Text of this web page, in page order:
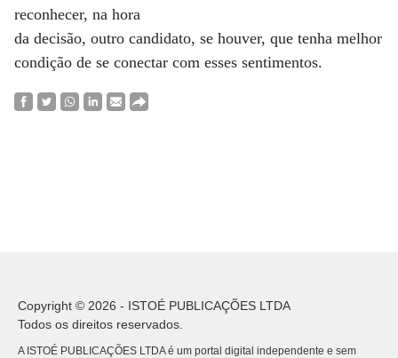
reconhecer, na hora
da decisão, outro candidato, se houver, que tenha melhor
condição de se conectar com esses sentimentos.
Copyright © 2026 - ISTOÉ PUBLICAÇÕES LTDA
Todos os direitos reservados.
A ISTOÉ PUBLICAÇÕES LTDA é um portal digital independente e sem